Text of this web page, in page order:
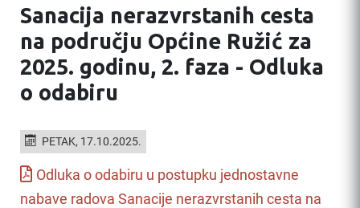
Sanacija nerazvrstanih cesta
na području Općine Ružić za
2025. godinu, 2. faza - Odluka
o odabiru
PETAK, 17.10.2025.
Odluka o odabiru u postupku jednostavne
nabave radova Sanacije nerazvrstanih cesta na